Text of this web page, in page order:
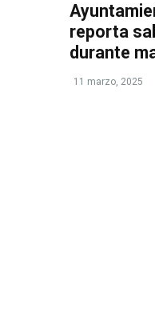
reporta
durante
11 marzo, 2025